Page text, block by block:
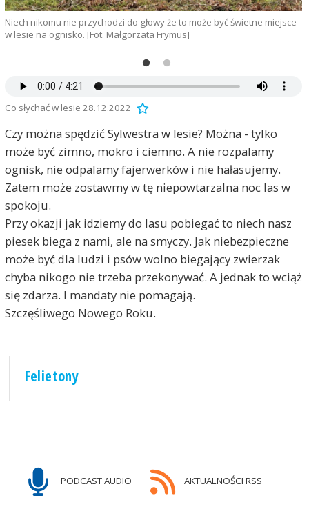
Niech nikomu nie przychodzi do głowy że to może być świetne miejsce
w lesie na ognisko. [Fot. Małgorzata Frymus]
Co słychać w lesie 28.12.2022
Czy można spędzić Sylwestra w lesie? Można - tylko
może być zimno, mokro i ciemno. A nie rozpalamy
ognisk, nie odpalamy fajerwerków i nie hałasujemy.
Zatem może zostawmy w tę niepowtarzalna noc las w
spokoju.
Przy okazji jak idziemy do lasu pobiegać to niech nasz
piesek biega z nami, ale na smyczy. Jak niebezpieczne
może być dla ludzi i psów wolno biegający zwierzak
chyba nikogo nie trzeba przekonywać. A jednak to wciąż
się zdarza. I mandaty nie pomagają.
Szczęśliwego Nowego Roku.
Felietony
PODCAST AUDIO AKTUALNOŚCI RSS